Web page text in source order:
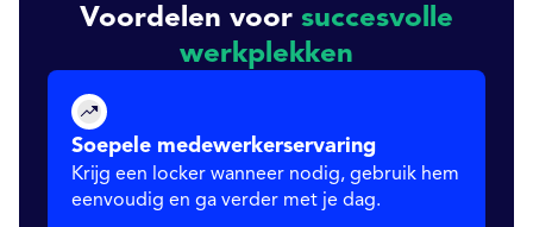
Voordelen voor succesvolle
werkplekken
Soepele medewerkerservaring
Krijg een locker wanneer nodig, gebruik hem
eenvoudig en ga verder met je dag.